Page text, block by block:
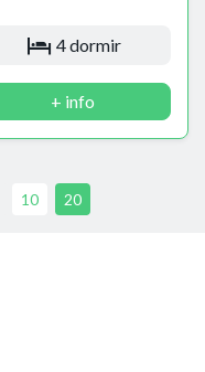
4 dormir
+ info
10 20